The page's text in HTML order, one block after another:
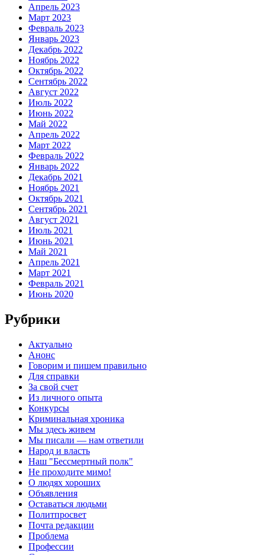
Апрель 2023
Март 2023
Февраль 2023
Январь 2023
Декабрь 2022
Ноябрь 2022
Октябрь 2022
Сентябрь 2022
Август 2022
Июль 2022
Июнь 2022
Май 2022
Апрель 2022
Март 2022
Февраль 2022
Январь 2022
Декабрь 2021
Ноябрь 2021
Октябрь 2021
Сентябрь 2021
Август 2021
Июль 2021
Июнь 2021
Май 2021
Апрель 2021
Март 2021
Февраль 2021
Июнь 2020
Рубрики
Актуально
Анонс
Говорим и пишем правильно
Для справки
За свой счет
Из личного опыта
Конкурсы
Криминальная хроника
Мы здесь живем
Мы писали — нам ответили
Народ и власть
Наш "Бессмертный полк"
Не проходите мимо!
О людях хороших
Объявления
Оставаться людьми
Политпросвет
Почта редакции
Проблема
Профессии